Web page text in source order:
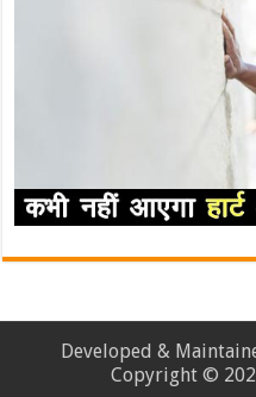
Developed &
Copyright ©